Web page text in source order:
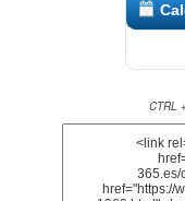
CTRL